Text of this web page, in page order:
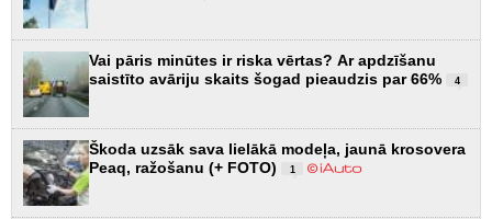
Vai pāris minūtes ir riska vērtas? Ar apdzīšanu
saistīto avāriju skaits šogad pieaudzis par 66%
4
Škoda uzsāk sava lielākā modeļa, jaunā krosovera
Peaq, ražošanu (+ FOTO)
1